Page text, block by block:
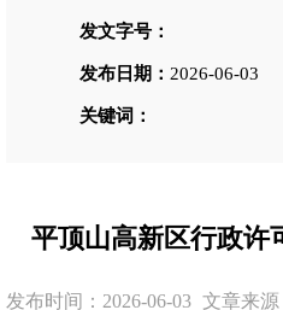
发文字号：
发布日期： 2026-06-03
关键词：
平顶山高新区行政许
发布时间：2026-06-03 文章来源